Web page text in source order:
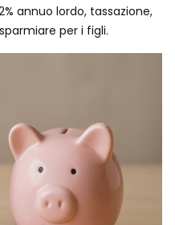
annuo lordo, tassazione,
per i figli.